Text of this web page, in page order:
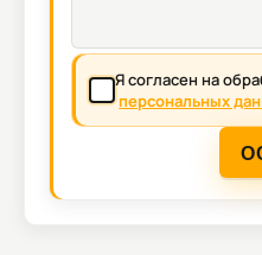
Я согласен на
персональных